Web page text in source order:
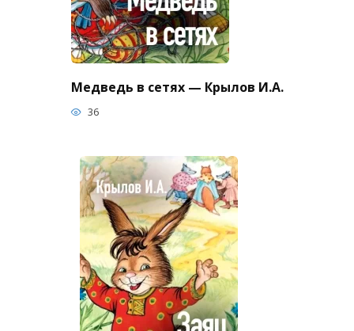
Медведь в сетях — Крылов И.А.
36